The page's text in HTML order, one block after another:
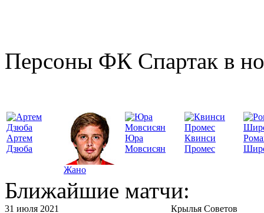
Персоны ФК Спартак в
Артем
Дзюба
Жано
Юра
Мовсисян
Квинси
Промес
Ближайшие матчи:
31 июля 2021
Крылья Советов